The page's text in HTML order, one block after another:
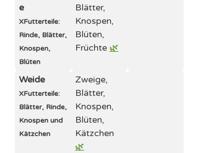
e
XFutterteile:
Rinde, Blätter,
Knospen,
Blüten
Blätter,
Knospen,
Blüten,
Früchte 🌿
Weide
XFutterteile:
Blätter, Rinde,
Knospen und
Kätzchen
Zweige,
Blätter,
Knospen,
Blüten,
Kätzchen
🌿